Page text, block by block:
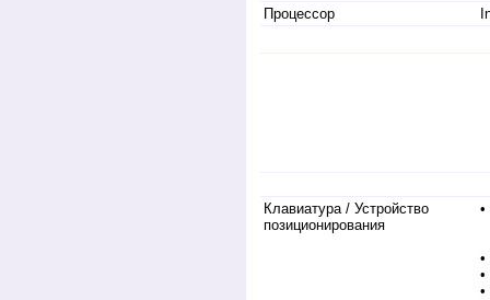
Процессор
Клавиатура / Устройство
позиционирования